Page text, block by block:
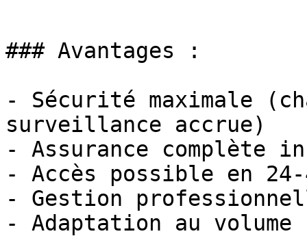
### Avantages :
- Sécurité maximale
surveillance accrue)
- Assurance complète
- Accès possible en
- Gestion
- Adaptation au